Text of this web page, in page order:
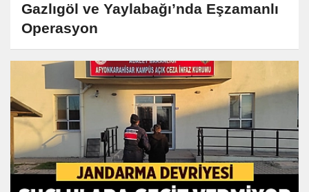
Gazlıgöl ve Yaylabağı’nda Eşzamanlı
Operasyon